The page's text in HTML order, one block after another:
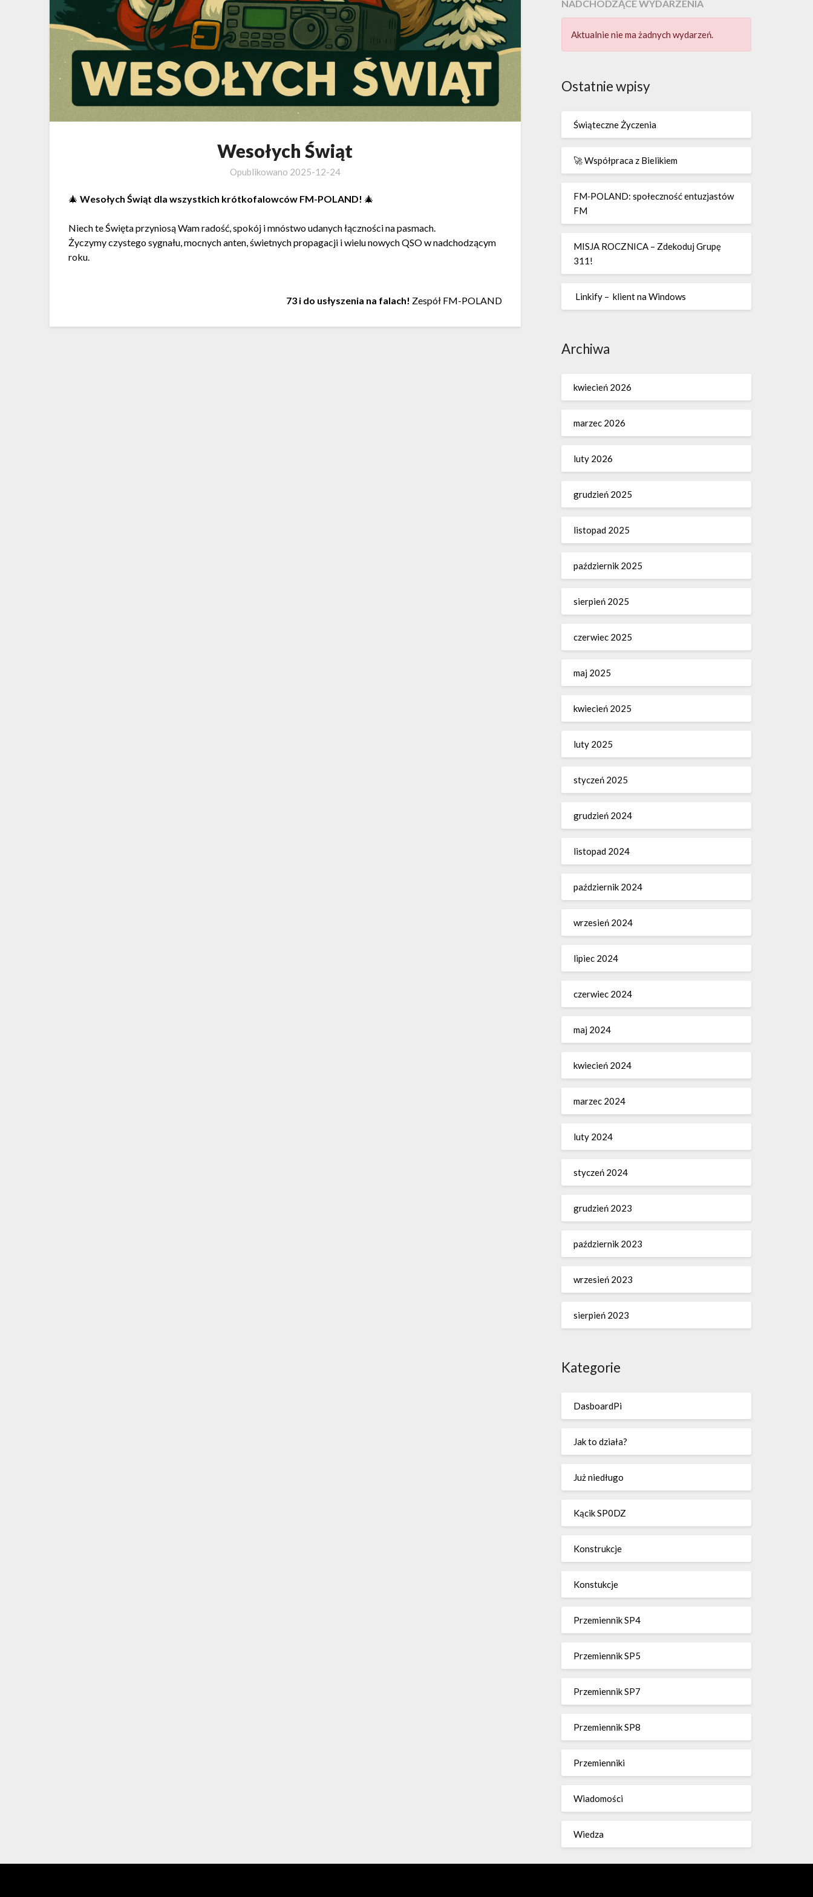
Wesołych Świąt
Opublikowano 2025-12-24
🎄Wesołych Świąt dla wszystkich krótkofalowców FM-POLAND! 🎄
Niech te Święta przyniosą Wam radość, spokój i mnóstwo udanych łączności na pasmach.
Życzymy czystego sygnału, mocnych anten, świetnych propagacji i wielu nowych QSO w nadchodzącym
roku.
73 i do usłyszenia na falach! Zespół FM-POLAND
NADCHODZĄCE WYDARZENIA
Aktualnie nie ma żadnych wydarzeń.
Ostatnie wpisy
Świąteczne Życzenia
🚀 Współpraca z Bielikiem
FM‑POLAND: społeczność entuzjastów
FM
MISJA ROCZNICA – Zdekoduj Grupę
311!
Linkify – klient na Windows
Archiwa
kwiecień 2026
marzec 2026
luty 2026
grudzień 2025
listopad 2025
październik 2025
sierpień 2025
czerwiec 2025
maj 2025
kwiecień 2025
luty 2025
styczeń 2025
grudzień 2024
listopad 2024
październik 2024
wrzesień 2024
lipiec 2024
czerwiec 2024
maj 2024
kwiecień 2024
marzec 2024
luty 2024
styczeń 2024
grudzień 2023
październik 2023
wrzesień 2023
sierpień 2023
Kategorie
DasboardPi
Jak to działa?
Już niedługo
Kącik SP0DZ
Konstrukcje
Konstukcje
Przemiennik SP4
Przemiennik SP5
Przemiennik SP7
Przemiennik SP8
Przemienniki
Wiadomości
Wiedza